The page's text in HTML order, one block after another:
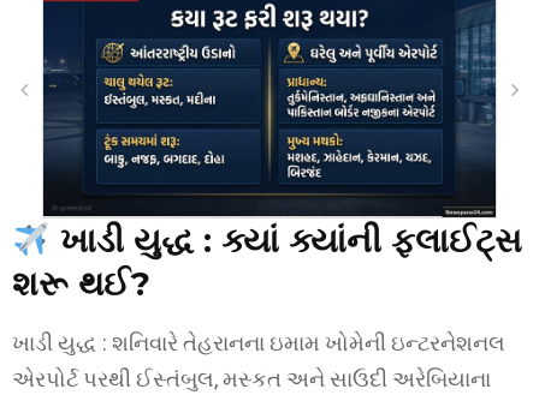
ખાડી યુદ્ધ : ક્યાં ક્યાંની ફ્લાઈટ્સ
શરૂ થઈ?
ખાડી યુદ્ધ : શનિવારે તેહરાનના ઇમામ ખોમેની ઇન્ટરનેશનલ
એરપોર્ટ પરથી ઈસ્તંબુલ, મસ્કત અને સાઉદી અરેબિયાના